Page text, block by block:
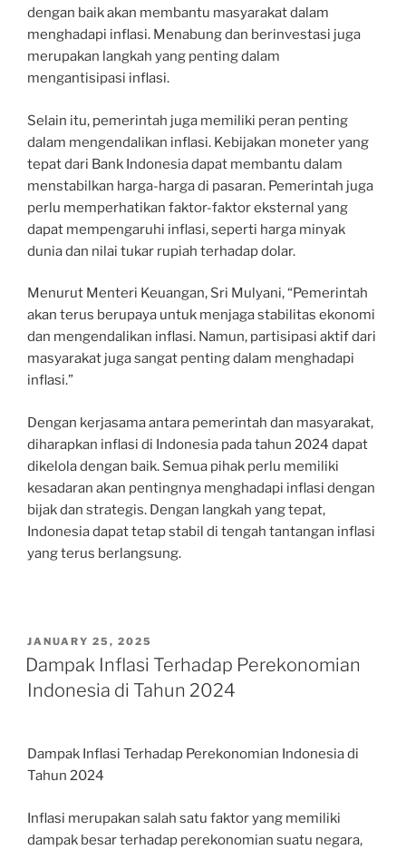
dengan baik akan membantu masyarakat dalam
menghadapi inflasi. Menabung dan berinvestasi juga
merupakan langkah yang penting dalam
mengantisipasi inflasi.
Selain itu, pemerintah juga memiliki peran penting
dalam mengendalikan inflasi. Kebijakan moneter yang
tepat dari Bank Indonesia dapat membantu dalam
menstabilkan harga-harga di pasaran. Pemerintah juga
perlu memperhatikan faktor-faktor eksternal yang
dapat mempengaruhi inflasi, seperti harga minyak
dunia dan nilai tukar rupiah terhadap dolar.
Menurut Menteri Keuangan, Sri Mulyani, “Pemerintah
akan terus berupaya untuk menjaga stabilitas ekonomi
dan mengendalikan inflasi. Namun, partisipasi aktif dari
masyarakat juga sangat penting dalam menghadapi
inflasi.”
Dengan kerjasama antara pemerintah dan masyarakat,
diharapkan inflasi di Indonesia pada tahun 2024 dapat
dikelola dengan baik. Semua pihak perlu memiliki
kesadaran akan pentingnya menghadapi inflasi dengan
bijak dan strategis. Dengan langkah yang tepat,
Indonesia dapat tetap stabil di tengah tantangan inflasi
yang terus berlangsung.
POSTED
ON
JANUARY 25, 2025
Dampak Inflasi Terhadap Perekonomian
Indonesia di Tahun 2024
Dampak Inflasi Terhadap Perekonomian Indonesia di
Tahun 2024
Inflasi merupakan salah satu faktor yang memiliki
dampak besar terhadap perekonomian suatu negara,